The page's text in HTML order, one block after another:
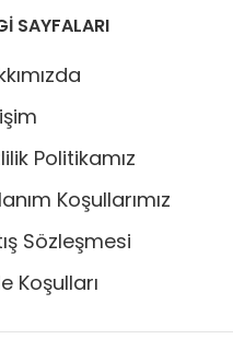
SAYFALARI
Politikamız
Koşullarımız
Sözleşmesi
Koşulları